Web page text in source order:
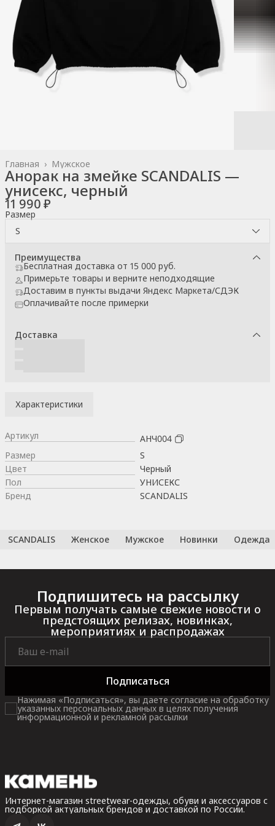
Мужское
Главная ›
Анорак на змейке SCANDALIS —
унисекс, черный
11 990 ₽
Размер
S
Преимущества
Бесплатная доставка от 15 000 руб.
Примерьте товары и верните неподходящие
Доставим в пункты выдачи Яндекс Маркета/СДЭК
Оплачивайте после примерки
Доставка
Характеристики
Артикул
АНЧ004
Размер
S
Цвет
Черный
Пол
УНИСЕКС
Бренд
SCANDALIS
SCANDALIS Женское Мужское Новинки Одежда
Подпишитесь на рассылку
Первым получать самые свежие новости о
предстоящих релизах, новинках,
мероприятиях и распродажах
Подписаться
Нажимая «Подписаться», вы даете согласие на обработку
указанных персональных данных в целях получения
информационной и рекламной рассылки
Интернет-магазин streetwear-одежды, обуви и аксессуаров с
подборкой актуальных брендов и доставкой по России.